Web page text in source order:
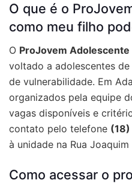
O que é o
como meu filho
O ProJovem Adolescente
voltado a adolescentes de
de vulnerabilidade. Em
organizados pela equipe
vagas disponíveis e
contato pelo telefone
à unidade na Rua
Como acessar o